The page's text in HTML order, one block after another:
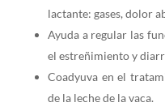
lactante: gases, dolor
Ayuda a regular las
el estreñimiento y
Coadyuva en el
de la leche de la vaca.